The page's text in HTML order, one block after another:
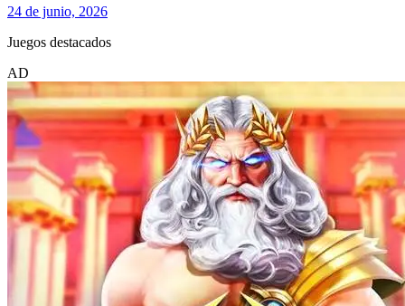
24 de junio, 2026
Juegos destacados
AD